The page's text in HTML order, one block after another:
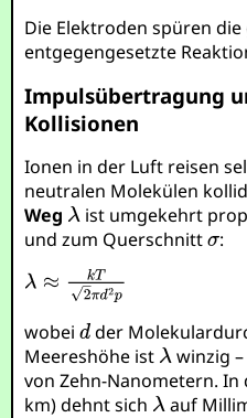
Die Elektroden spüren
entgegengesetzte
Impulsübertragung
Kollisionen
Ionen in der Luft reisen
neutralen Molekülen
Weg
ist umgekehrt
und zum Querschnitt :
wobei
der
Meereshöhe ist
winzig
von Zehn-Nanometern. In
km) dehnt sich
auf